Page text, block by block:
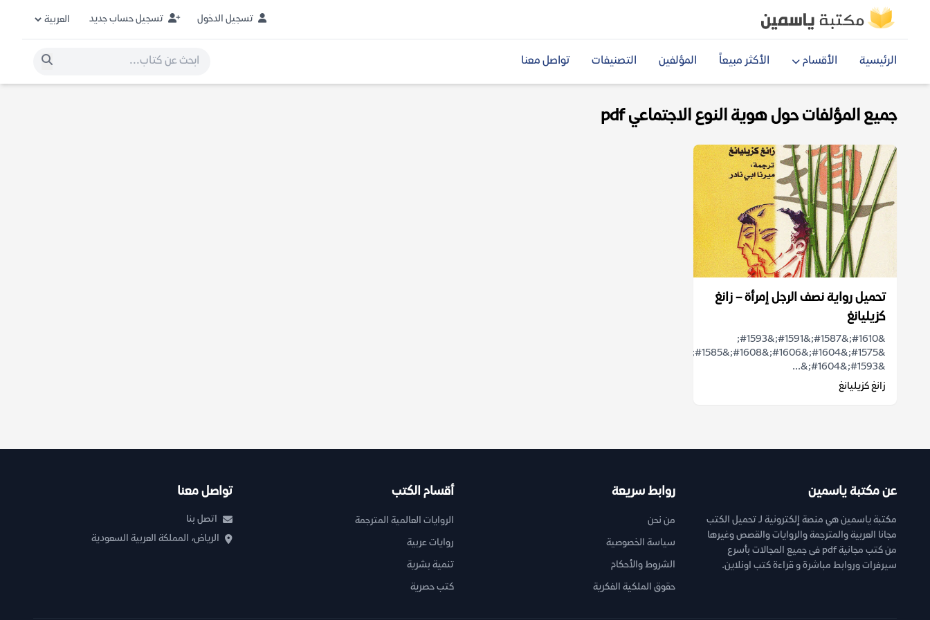
تسجيل الدخول تسجيل حساب جديد
الرئيسية الأقسام الأكثر مبيعاً المؤلفين التصنيفات تواصل معنا
جميع المؤلفات حول هوية النوع الاجتماعي pdf
تحميل رواية نصف الرجل إمرأة – زانغ
كزيليانغ
&#1610;&#1587;&#1591;&#1593;
&#1575;&#1604;&#1606;&#1608;&#1585;
&#1593;&#1604;&...
زانغ كزيليانغ
عن مكتبة ياسمين
مكتبة ياسمين هي منصة إلكترونية لـ تحميل الكتب
مجانا العربية والمترجمة والروايات والقصص وغيرها
من كتب مجانية pdf فى جميع المجالات بأسرع
سيرفرات وروابط مباشرة و قراءة كتب اونلاين.
روابط سريعة
من نحن
سياسة الخصوصية
الشروط والأحكام
حقوق الملكية الفكرية
أقسام الكتب
الروايات العالمية المترجمة
روايات عربية
تنمية بشرية
كتب حصرية
تواصل معنا
اتصل بنا
الرياض، المملكة العربية السعودية